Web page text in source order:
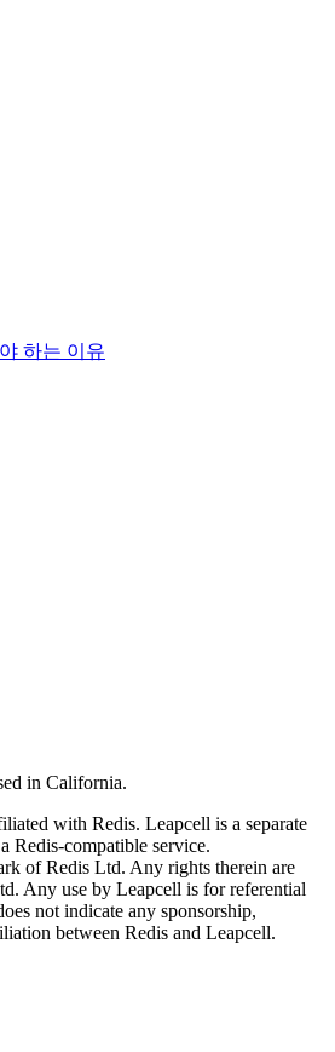
하는 이유
in California.
with Redis. Leapcell is a separate
Redis-compatible service.
of Redis Ltd. Any rights therein are
Any use by Leapcell is for referential
not indicate any sponsorship,
between Redis and Leapcell.